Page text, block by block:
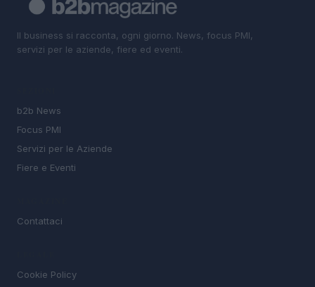
Il business si racconta, ogni giorno. News, focus PMI,
servizi per le aziende, fiere ed eventi.
b2b News
Focus PMI
Servizi per le Aziende
Fiere e Eventi
Contattaci
Cookie Policy